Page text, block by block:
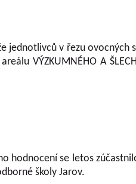
jednotlivců v řezu ovocných
VÝZKUMNÉHO A
hodnocení se letos
školy Jarov.